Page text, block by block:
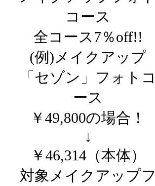
コース
全コース7％off!!
(例)メイクアップ
「セゾン」フォトコ
ース
￥49,800の場合！
↓
￥46,314（本体）
対象メイクアップフ